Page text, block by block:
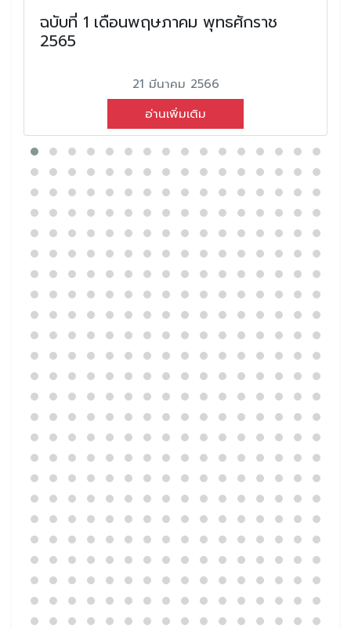
ฉบับที่ 1 เดือนพฤษภาคม พุทธศักราช
2565
21 มีนาคม 2566
อ่านเพิ่มเติม